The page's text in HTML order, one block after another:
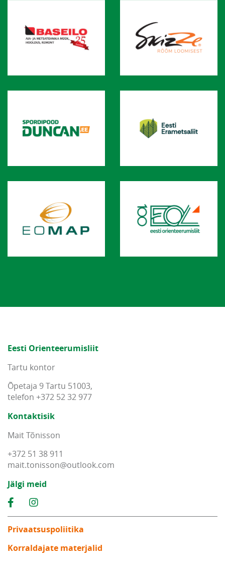
Eesti Orienteerumisliit
Tartu kontor
Õpetaja 9 Tartu 51003,
telefon +372 52 32 977
Kontaktisik
Mait Tõnisson
+372 51 38 911
mait.tonisson@outlook.com
Jälgi meid
Privaatsuspoliitika
Korraldajate materjalid